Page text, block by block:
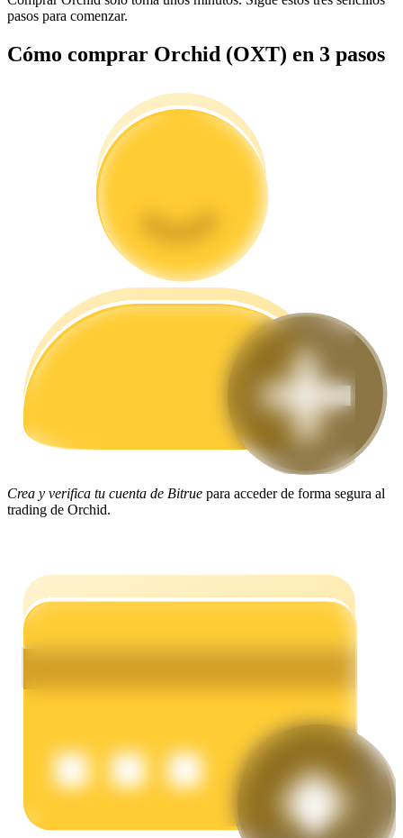
Guía de inicio de futuros
Power Piggy
Gana recompensas competitivas diariamente
pasos para comenzar.
Cómo comprar Orchid (OXT) en 3 pasos
Crea y verifica tu cuenta de Bitrue para acceder de forma segura al
trading de Orchid.